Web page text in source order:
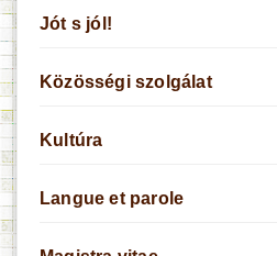
Jót s jól!
Közösségi szolgálat
Kultúra
Langue et parole